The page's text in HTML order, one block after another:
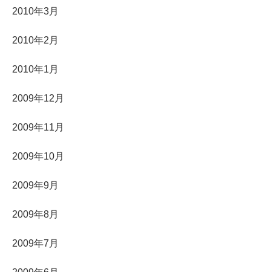
2010年3月
2010年2月
2010年1月
2009年12月
2009年11月
2009年10月
2009年9月
2009年8月
2009年7月